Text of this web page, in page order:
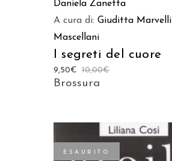
Daniela Zanetta
A cura di: Giuditta Marvelli
Mascellani
I segreti del cuore
10,00€
9,50€
Brossura
ESAURITO